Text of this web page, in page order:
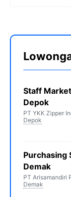
Staff
Depok
PT YKK Zipper
Depok
Purchasing
Demak
PT Arisamandiri
Demak